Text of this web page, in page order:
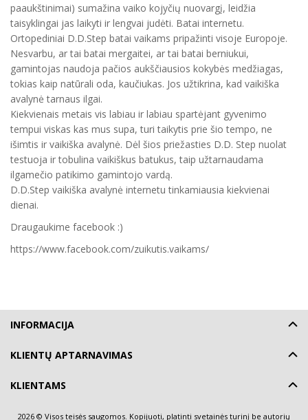
paaukštinimai) sumažina vaiko kojyčių nuovargį, leidžia
taisyklingai jas laikyti ir lengvai judėti. Batai internetu.
Ortopediniai D.D.Step batai vaikams pripažinti visoje Europoje.
Nesvarbu, ar tai batai mergaitei, ar tai batai berniukui,
gamintojas naudoja pačios aukščiausios kokybės medžiagas,
tokias kaip natūrali oda, kaučiukas. Jos užtikrina, kad vaikiška
avalynė tarnaus ilgai.
Kiekvienais metais vis labiau ir labiau spartėjant gyvenimo
tempui viskas kas mus supa, turi taikytis prie šio tempo, ne
išimtis ir vaikiška avalynė. Dėl šios priežasties D.D. Step nuolat
testuoja ir tobulina vaikiškus batukus, taip užtarnaudama
ilgamečio patikimo gamintojo vardą.
D.D.Step vaikiška avalynė internetu tinkamiausia kiekvienai
dienai.
Draugaukime facebook :)
https://www.facebook.com/zuikutis.vaikams/
INFORMACIJA
KLIENTŲ APTARNAVIMAS
KLIENTAMS
2026 © Visos teisės saugomos. Kopijuoti, platinti svetainės turinį be autorių